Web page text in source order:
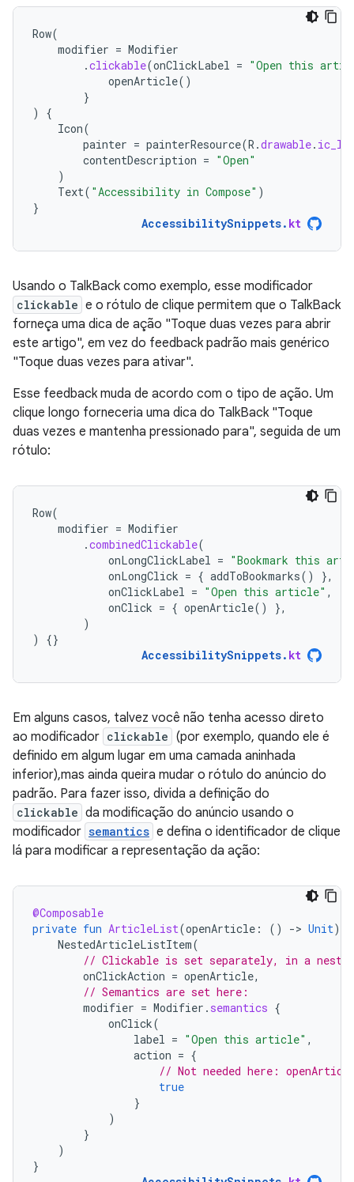
Row(
modifier = Modifier
.clickable(onClickLabel = "Open this
openArticle()
}
)
{
Icon(
painter = painterResource(R .drawable.
contentDescription = "Open"
)
Text( "Accessibility in Compose" )
}
AccessibilitySnippets. kt
Usando o TalkBack como exemplo, esse modificador
clickable e o rótulo de clique permitem que o TalkBack
forneça uma dica de ação "Toque duas vezes para abrir
este artigo", em vez do feedback padrão mais genérico
"Toque duas vezes para ativar".
Esse feedback muda de acordo com o tipo de ação. Um
clique longo forneceria uma dica do TalkBack "Toque
duas vezes e mantenha pressionado para", seguida de um
rótulo:
Row(
modifier = Modifier
.combinedClickable(
onLongClickLabel = "Bookmark this
onLongClick = { addToBookmarks()
},
onClickLabel = "Open this article" ,
onClick = { openArticle()
},
)
)
{}
AccessibilitySnippets. kt
Em alguns casos, talvez você não tenha acesso direto
ao modificador clickable (por exemplo, quando ele é
definido em algum lugar em uma camada aninhada
inferior),mas ainda queira mudar o rótulo do anúncio do
padrão. Para fazer isso, divida a definição do
clickable da modificação do anúncio usando o
modificador semantics e defina o identificador de clique
lá para modificar a representação da ação:
@Composable
private fun ArticleList(openArticle : () -> Unit)
NestedArticleListItem(
// Clickable is set separately, in a
onClickAction = openArticle,
// Semantics are set here:
modifier = Modifier . semantics {
onClick(
label = "Open this article" ,
action = {
// Not needed here:
true
}
)
}
)
}